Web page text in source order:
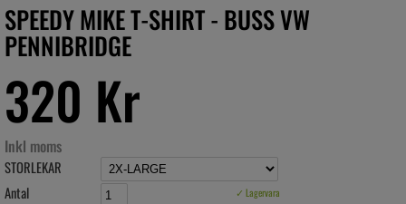
SPEEDY MIKE T-SHIRT - BUSS VW
PENNIBRIDGE
320 Kr
Inkl moms
STORLEKAR
Antal
✓ Lagervara